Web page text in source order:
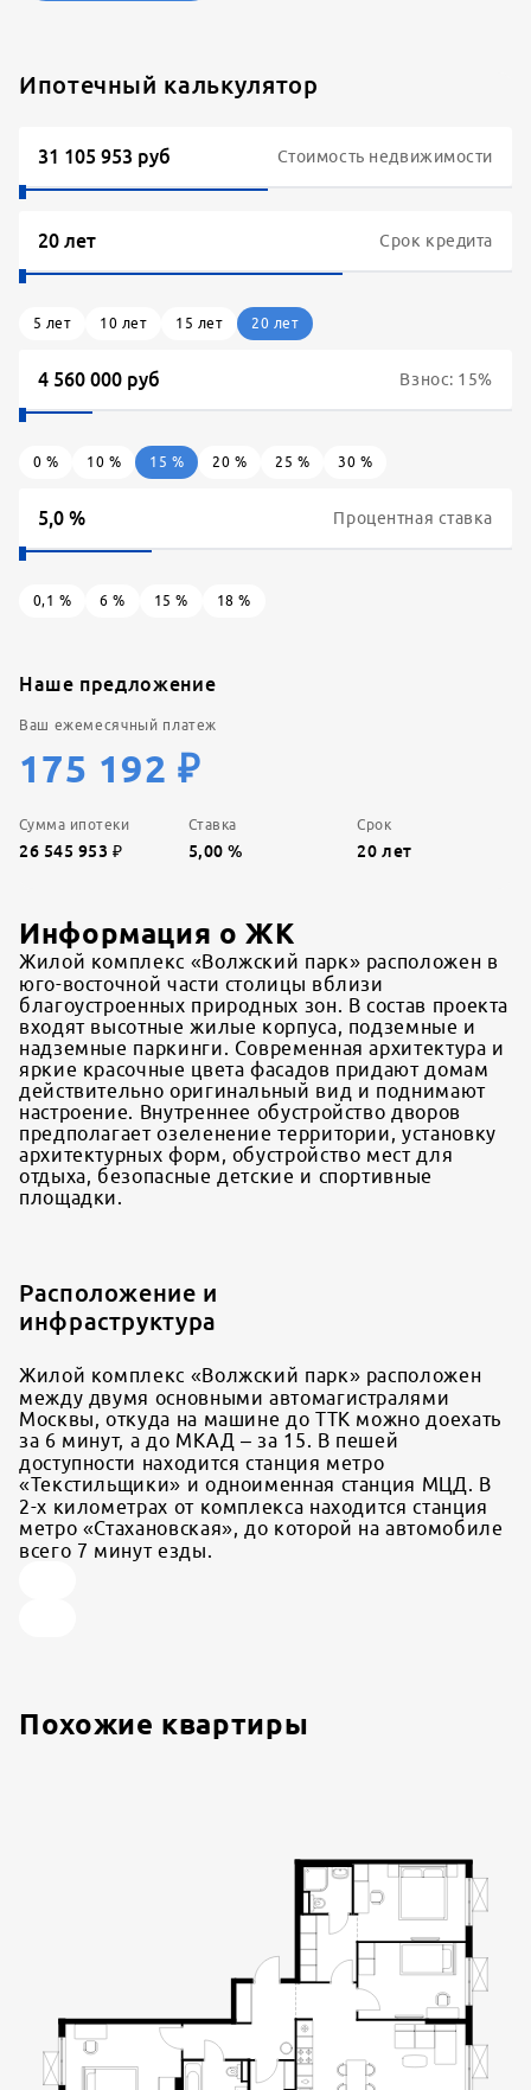
Ипотечный калькулятор
Стоимость недвижимости
Взнос: 15%
0 % 10 % 15 % 20 % 25 % 30 %
Срок кредита
5 лет 10 лет 15 лет 20 лет
Процентная ставка
0,1 % 6 % 15 % 18 %
Наше предложение
Ваш ежемесячный платеж
175 192 ₽
Сумма ипотеки
26 545 953 ₽
Ставка
5,00 %
Срок
20 лет
Информация о ЖК
Жилой комплекс «Волжский парк» расположен в
юго-восточной части столицы вблизи
благоустроенных природных зон. В состав проекта
входят высотные жилые корпуса, подземные и
надземные паркинги. Современная архитектура и
яркие красочные цвета фасадов придают домам
действительно оригинальный вид и поднимают
настроение. Внутреннее обустройство дворов
предполагает озеленение территории, установку
архитектурных форм, обустройство мест для
отдыха, безопасные детские и спортивные
площадки.
Расположение и
инфраструктура
Жилой комплекс «Волжский парк» расположен
между двумя основными автомагистралями
Москвы, откуда на машине до ТТК можно доехать
за 6 минут, а до МКАД – за 15. В пешей
доступности находится станция метро
«Текстильщики» и одноименная станция МЦД. В
2-х километрах от комплекса находится станция
метро «Стахановская», до которой на автомобиле
всего 7 минут езды.
Похожие квартиры